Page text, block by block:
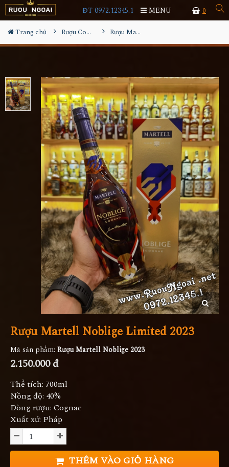
0
ĐT 0972.12345.1 MENU
Trang chủ Rượu Cognac Rượu Martell Noblige Limited 2023
Rượu Martell Noblige Limited 2023
Mã sản phẩm: Rượu Martell Noblige 2023
2.150.000 đ
Thể tích: 700ml
Nồng độ: 40%
Dòng rượu: Cognac
Xuất xứ: Pháp
THÊM VÀO GIỎ HÀNG